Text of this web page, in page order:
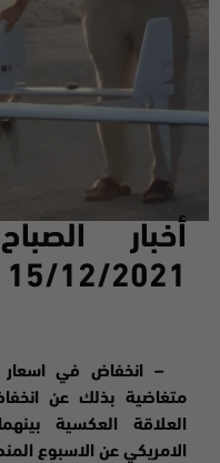
أخبار
15/12/2021
– انخفاض في اسعار
متغاضية بذلك عن
العلاقة العكسية
الامريكي عن الاسبوع